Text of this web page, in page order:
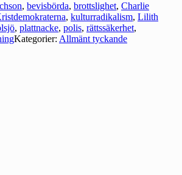
, bevisbörda, brottslighet, Charlie
, kulturradikalism, Lilith
, plattnacke, polis, rättssäkerhet,
Kategorier: Allmänt tyckande